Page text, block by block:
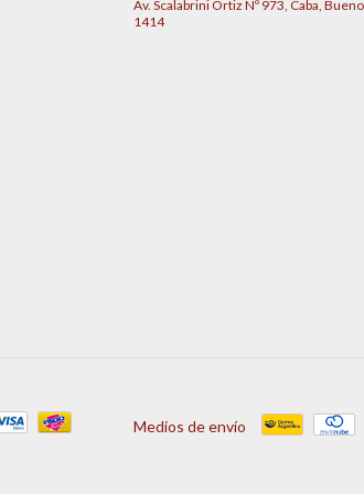
Av. Scalabrini Ortiz Nº 973, Caba,
1414
Medios de envío